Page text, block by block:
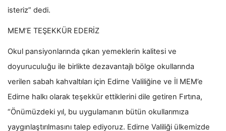
isteriz” dedi.
MEM’E TEŞEKKÜR EDERİZ
Okul pansiyonlarında çıkan yemeklerin kalitesi ve
doyuruculuğu ile birlikte dezavantajlı bölge okullarında
verilen sabah kahvaltıları için Edirne Valiliğine ve İl MEM’e
Edirne halkı olarak teşekkür ettiklerini dile getiren Fırtına,
“Önümüzdeki yıl, bu uygulamanın bütün okullarımıza
yaygınlaştırılmasını talep ediyoruz. Edirne Valiliği ülkemizde